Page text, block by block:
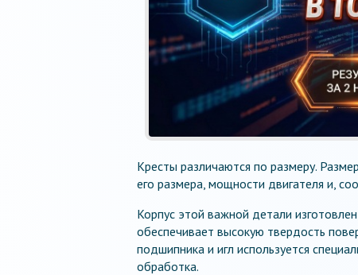
Кресты различаются по размеру.
его размера, мощности двигателя и,
Корпус этой важной детали
обеспечивает высокую твердость
подшипника и игл используется
обработка.